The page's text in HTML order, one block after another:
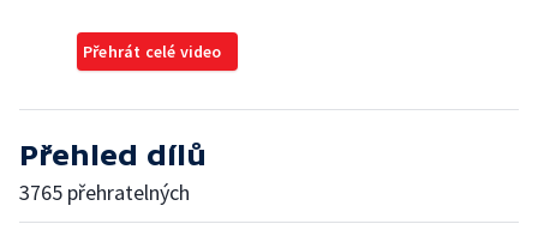
Přehrát celé video
Přehled dílů
3765 přehratelných